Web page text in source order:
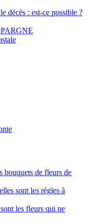
décès : est-ce possible ?
bouquets de fleurs de
sont les règles à
les fleurs qui ne